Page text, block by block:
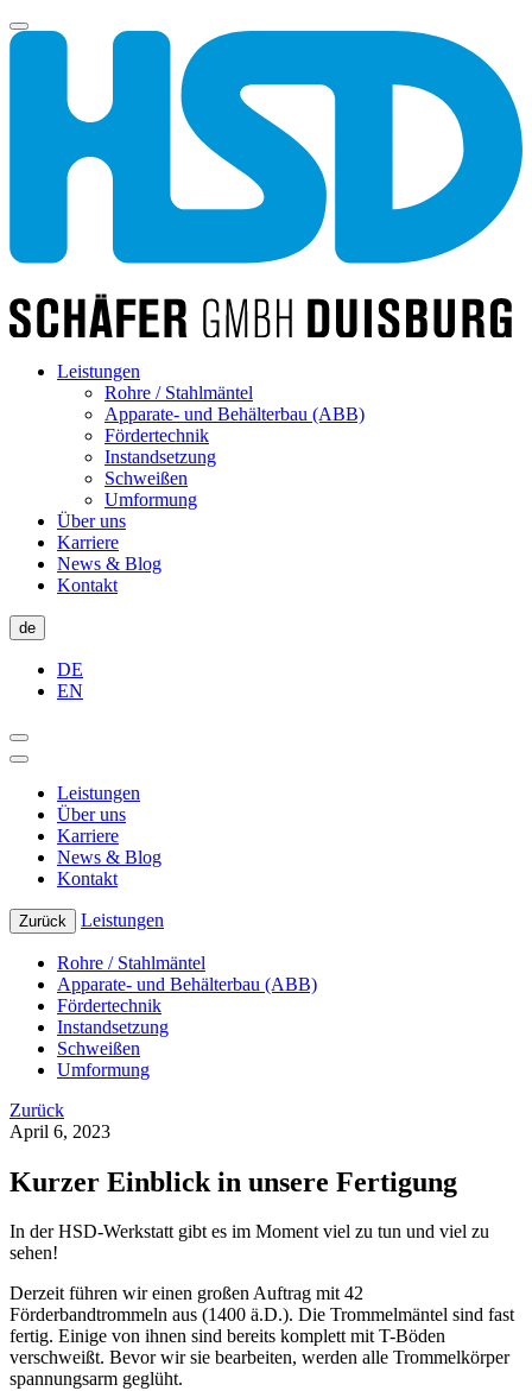
Leistungen
Rohre / Stahlmäntel
Apparate- und Behälterbau (ABB)
Fördertechnik
Instandsetzung
Schweißen
Umformung
Über uns
Karriere
News & Blog
Kontakt
de
DE
EN
Leistungen
Über uns
Karriere
News & Blog
Kontakt
Zurück Leistungen
Rohre / Stahlmäntel
Apparate- und Behälterbau (ABB)
Fördertechnik
Instandsetzung
Schweißen
Umformung
Zurück
April 6, 2023
Kurzer Einblick in unsere Fertigung
In der HSD-Werkstatt gibt es im Moment viel zu tun und viel zu
sehen!
Derzeit führen wir einen großen Auftrag mit 42
Förderbandtrommeln aus (1400 ä.D.). Die Trommelmäntel sind fast
fertig. Einige von ihnen sind bereits komplett mit T-Böden
verschweißt. Bevor wir sie bearbeiten, werden alle Trommelkörper
spannungsarm geglüht.